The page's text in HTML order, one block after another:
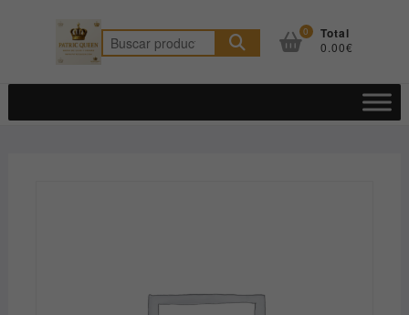
Buscar
por:
0 Total
0.00€